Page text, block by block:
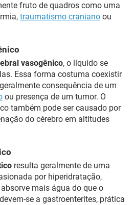
fruto de quadros como uma
traumatismo craniano ou
vasogênico, o líquido se
Essa forma costuma coexistir
consequência de um
ou presença de um tumor. O
também pode ser causado por
do cérebro em altitudes
resulta geralmente de uma
por hiperidratação,
mais água do que o
se a gastroenterites, prática